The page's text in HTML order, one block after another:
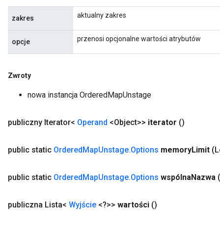
zakres aktualny zakres
opcje przenosi opcjonalne wartości atrybutów
Zwroty
nowa instancja OrderedMapUnstage
publiczny Iterator< Operand <Object>> iterator ()
public static OrderedMapUnstage.Options memoryLimit
public static OrderedMapUnstage.Options wspólnaNazwa
publiczna Lista< Wyjście <?>> wartości ()